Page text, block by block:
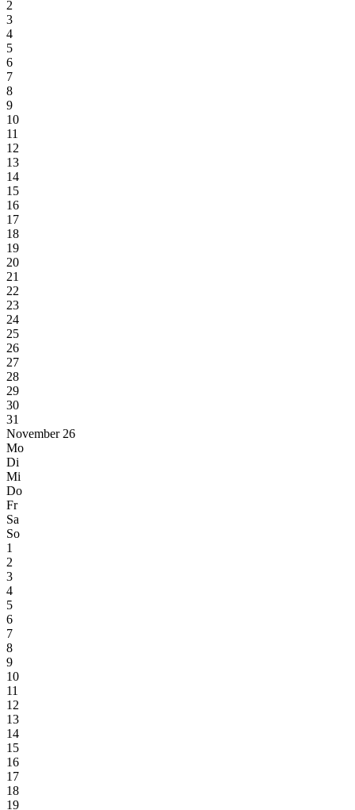
2
3
4
5
6
7
8
9
10
11
12
13
14
15
16
17
18
19
20
21
22
23
24
25
26
27
28
29
30
31
November 26
Mo
Di
Mi
Do
Fr
Sa
So
1
2
3
4
5
6
7
8
9
10
11
12
13
14
15
16
17
18
19